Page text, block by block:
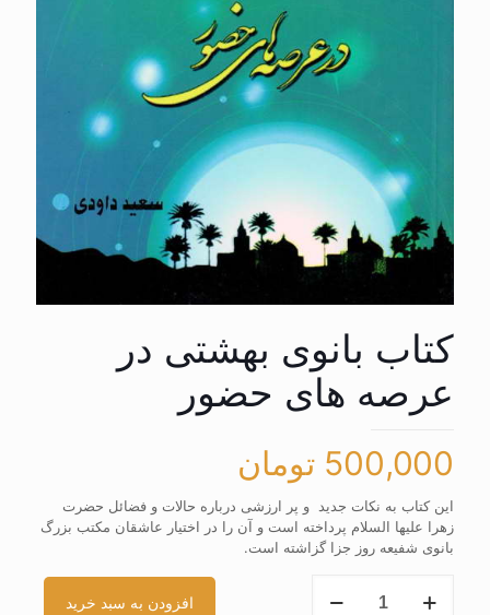
کتاب بانوی بهشتی در
عرصه های حضور
500,000 تومان
این کتاب به نکات جدید و پر ارزشی درباره حالات و فضائل حضرت
زهرا علیها السلام پرداخته است و آن را در اختیار عاشقان مکتب بزرگ
بانوی شفیعه روز جزا گزاشته است.
بانوی
افزودن به سبد خرید